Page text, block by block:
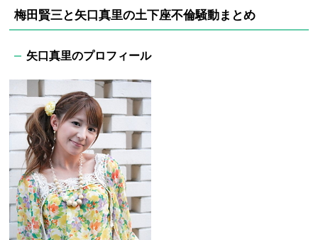
梅田賢三と矢口真里の土下座不倫騒動まとめ
矢口真里のプロフィール